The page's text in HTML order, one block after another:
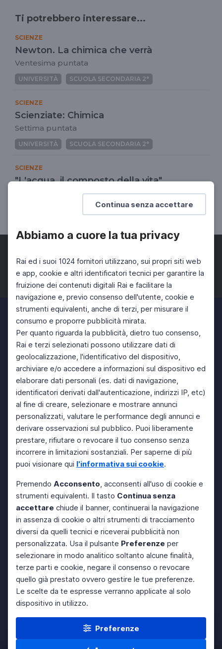
Continua senza accettare
Abbiamo a cuore la tua privacy
Rai ed i suoi 1024 fornitori utilizzano, sui propri siti web
e app, cookie e altri identificatori tecnici per garantire la
fruizione dei contenuti digitali Rai e facilitare la
navigazione e, previo consenso dell'utente, cookie e
strumenti equivalenti, anche di terzi, per misurare il
consumo e proporre pubblicità mirata.
Per quanto riguarda la pubblicità, dietro tuo consenso,
Rai e terzi selezionati possono utilizzare dati di
geolocalizzazione, l'identificativo del dispositivo,
archiviare e/o accedere a informazioni sul dispositivo ed
elaborare dati personali (es. dati di navigazione,
identificatori derivati dall'autenticazione, indirizzi IP, etc)
al fine di creare, selezionare e mostrare annunci
personalizzati, valutare le performance degli annunci e
derivare osservazioni sul pubblico. Puoi liberamente
prestare, rifiutare o revocare il tuo consenso senza
incorrere in limitazioni sostanziali. Per saperne di più
puoi visionare qui l'informativa sui cookie.
Premendo Acconsento, acconsenti all'uso di cookie e
strumenti equivalenti. Il tasto Continua senza
accettare chiude il banner, continuerai la navigazione
in assenza di cookie o altri strumenti di tracciamento
diversi da quelli tecnici e riceverai pubblicità non
personalizzata. Usa il pulsante Preferenze per
selezionare in modo analitico soltanto alcune finalità,
terze parti e cookie, negare il consenso o revocare
quello già prestato ovvero gestire le tue preferenze.
Le scelte da te espresse verranno applicate al solo
dispositivo in utilizzo.
Preferenze
Ti potrebbero interessare...
SCIENZE
Newton. La chimica che verrà
Ventesima puntata
UNIVERSITÀ SCUOLA SECONDARIA 2°
SCIENZE
Scienziate: Chimica
Settima puntata
UNIVERSITÀ SCUOLA SECONDARIA 2°
SCIENZE
"L'acqua, il composto della vita"
Da Memex Nautilus
SCUOLA SECONDARIA 2°
Facebook Twitter Instagram